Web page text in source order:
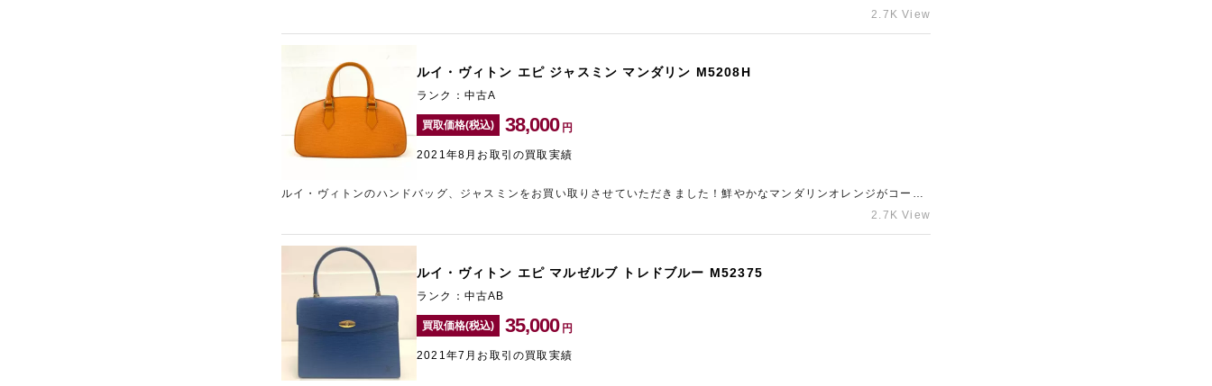
ドファスナータイプのウォレットです。こちらは新品であり需要の多いアイテムですので、高価買取に繋がりました。現
をご提示いたします。皆様のご相談・ご来店をお待ちしております。
2.7K View
ルイ・ヴィトン エピ ジャスミン マンダリン M5208H
ランク：中古A
買取価格(税込) 38,000 円
2021年8月お取引の買取実績
ルイ・ヴィトンのハンドバッグ、ジャスミンをお買い取りさせていただきました！鮮やかなマンダリンオレンジがコーデ
ィネートの差し色として映える人気アイテムです。コンパクトなサイズ感で可愛らしいフォルムから、多くの女性より高
ご愛用いただいていたお品物であってもしっかりとした金額でお買い取りすることが可能です。売却をお悩みのお品物が
ございましたら、ぜひ一度ギャラリーレアにご相談くださいませ。お待ちしております。
2.7K View
ルイ・ヴィトン エピ マルゼルブ トレドブルー M52375
ランク：中古AB
買取価格(税込) 35,000 円
2021年7月お取引の買取実績